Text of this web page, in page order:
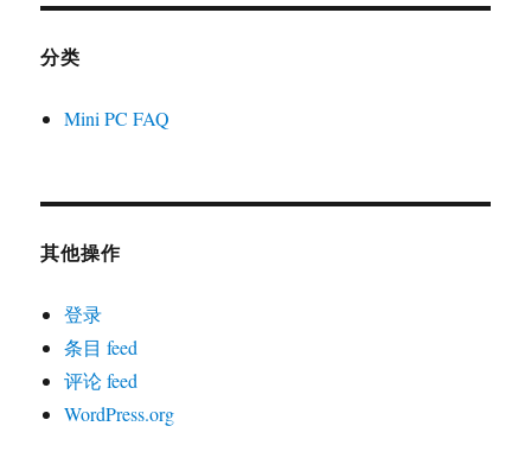
分类
Mini PC FAQ
其他操作
登录
条目 feed
评论 feed
WordPress.org